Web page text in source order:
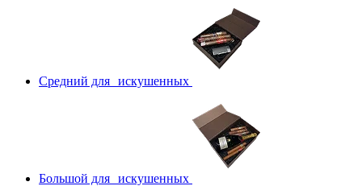
Средний для искушенных
Большой для искушенных